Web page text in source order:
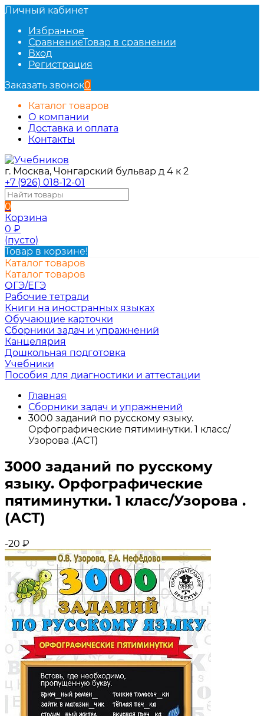
Личный кабинет
Избранное
СравнениеТовар в сравнении
Вход
Регистрация
Заказать звонок0
Каталог товаров
О компании
Доставка и оплата
Контакты
г. Москва, Чонгарский бульвар д 4 к 2
+7 (926) 018-12-01
0
Корзина
0 ₽
(пусто)
Товар в корзине!
Каталог товаров
Каталог товаров
ОГЭ/ЕГЭ
Рабочие тетради
Книги на иностранных языках
Обучающие карточки
Сборники задач и упражнений
Канцелярия
Дошкольная подготовка
Учебники
Пособия для диагностики и аттестации
Главная
Сборники задач и упражнений
3000 заданий по русскому языку.
Орфографические пятиминутки. 1 класс/
Узорова .(АСТ)
3000 заданий по русскому
языку. Орфографические
пятиминутки. 1 класс/Узорова .
(АСТ)
-20 ₽